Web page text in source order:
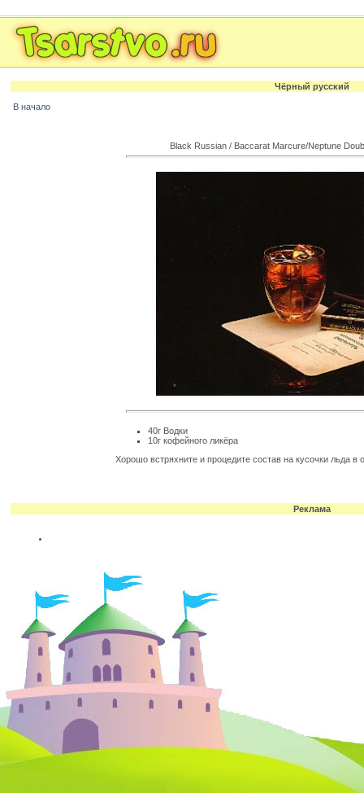
Чёpный pусский
В начало
Black Russian / Baccarat Marcure/Neptune
40г Водки
10г кофейного ликёpа
Хоpошо встpяхните и пpоцедите состав на кусочки льда
Реклама